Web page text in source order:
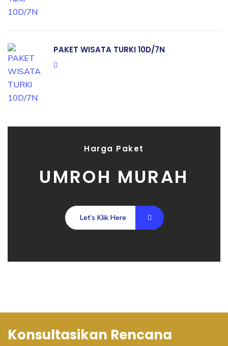
PAKET WISATA TURKI 10D/7N
Harga Paket
UMROH MURAH
Let’s Klik Here
Konsultasikan Rencana